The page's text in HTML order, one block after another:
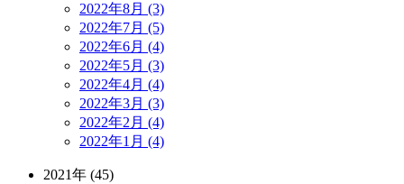
2022年8月 (3)
2022年7月 (5)
2022年6月 (4)
2022年5月 (3)
2022年4月 (4)
2022年3月 (3)
2022年2月 (4)
2022年1月 (4)
2021年 (45)